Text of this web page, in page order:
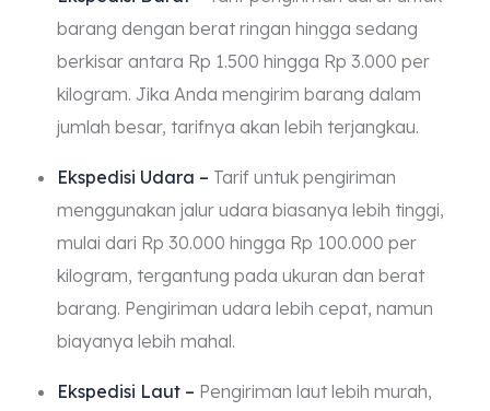
barang dengan berat ringan hingga sedang
berkisar antara Rp 1.500 hingga Rp 3.000 per
kilogram. Jika Anda mengirim barang dalam
jumlah besar, tarifnya akan lebih terjangkau.
Ekspedisi Udara – Tarif untuk pengiriman
menggunakan jalur udara biasanya lebih tinggi,
mulai dari Rp 30.000 hingga Rp 100.000 per
kilogram, tergantung pada ukuran dan berat
barang. Pengiriman udara lebih cepat, namun
biayanya lebih mahal.
Ekspedisi Laut – Pengiriman laut lebih murah,